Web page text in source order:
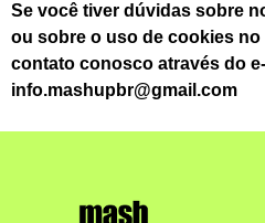
Se você tiver dúvidas sobre
ou sobre o uso de cookies
contato conosco através do
info.mashupbr@gmail.com